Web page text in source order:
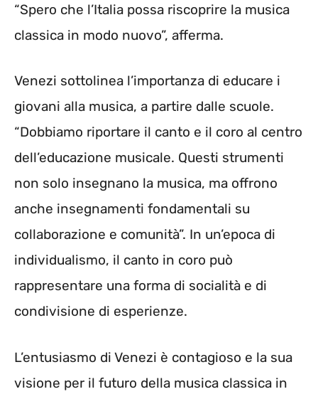
“Spero che l’Italia possa riscoprire la musica
classica in modo nuovo”, afferma.
Venezi sottolinea l’importanza di educare i
giovani alla musica, a partire dalle scuole.
“Dobbiamo riportare il canto e il coro al centro
dell’educazione musicale. Questi strumenti
non solo insegnano la musica, ma offrono
anche insegnamenti fondamentali su
collaborazione e comunità”. In un’epoca di
individualismo, il canto in coro può
rappresentare una forma di socialità e di
condivisione di esperienze.
L’entusiasmo di Venezi è contagioso e la sua
visione per il futuro della musica classica in